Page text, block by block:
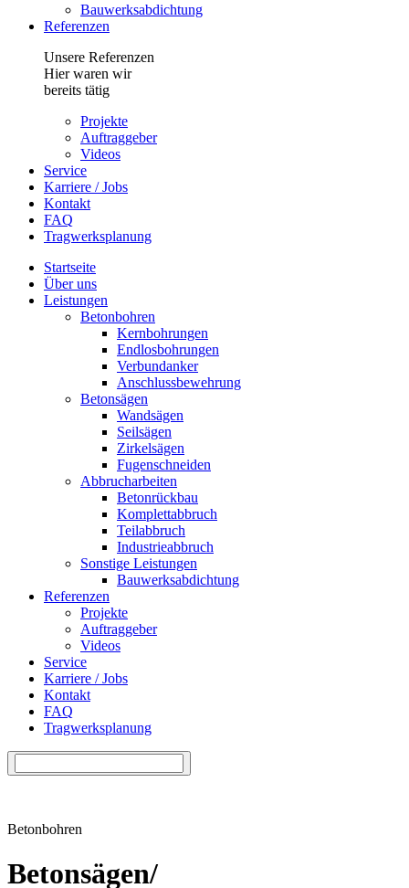
Bauwerksabdichtung
Referenzen
Unsere Referenzen
Hier waren wir
bereits tätig
Projekte
Auftraggeber
Videos
Service
Karriere / Jobs
Kontakt
FAQ
Tragwerksplanung
Startseite
Über uns
Leistungen
Betonbohren
Kernbohrungen
Endlosbohrungen
Verbundanker
Anschlussbewehrung
Betonsägen
Wandsägen
Seilsägen
Zirkelsägen
Fugenschneiden
Abbrucharbeiten
Betonrückbau
Komplettabbruch
Teilabbruch
Industrieabbruch
Sonstige Leistungen
Bauwerksabdichtung
Referenzen
Projekte
Auftraggeber
Videos
Service
Karriere / Jobs
Kontakt
FAQ
Tragwerksplanung
Betonbohren
Betonsägen/